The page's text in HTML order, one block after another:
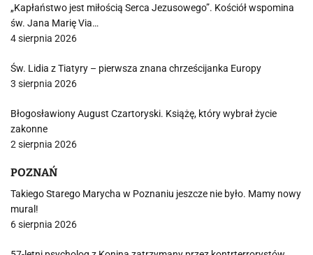
„Kapłaństwo jest miłością Serca Jezusowego”. Kościół wspomina
św. Jana Marię Via…
4 sierpnia 2026
Św. Lidia z Tiatyry – pierwsza znana chrześcijanka Europy
3 sierpnia 2026
Błogosławiony August Czartoryski. Książę, który wybrał życie
zakonne
2 sierpnia 2026
POZNAŃ
Takiego Starego Marycha w Poznaniu jeszcze nie było. Mamy nowy
mural!
6 sierpnia 2026